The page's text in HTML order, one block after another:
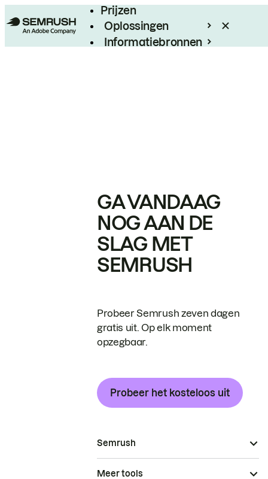
Prijzen
Oplossingen
Informatiebronnen
GA VANDAAG
NOG AAN DE
SLAG MET
SEMRUSH
Probeer Semrush zeven dagen
gratis uit. Op elk moment
opzegbaar.
Probeer het kosteloos uit
Semrush
Meer tools